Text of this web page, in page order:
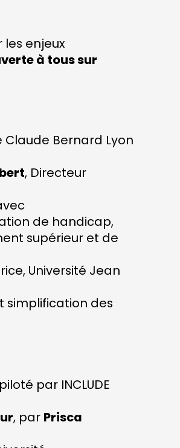
les enjeux
à tous sur
Claude Bernard Lyon
, Directeur
de handicap,
supérieur et de
Université Jean
simplification des
par INCLUDE
, par Prisca